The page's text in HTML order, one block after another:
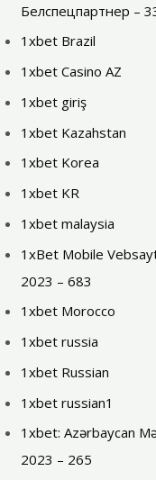
Белспецпартнер –
1xbet Brazil
1xbet Casino AZ
1xbet giriş
1xbet Kazahstan
1xbet Korea
1xbet KR
1xbet malaysia
1xBet Mobile
2023 – 683
1xbet Morocco
1xbet russia
1xbet Russian
1xbet russian1
1xbet: Azərbaycan
2023 – 265